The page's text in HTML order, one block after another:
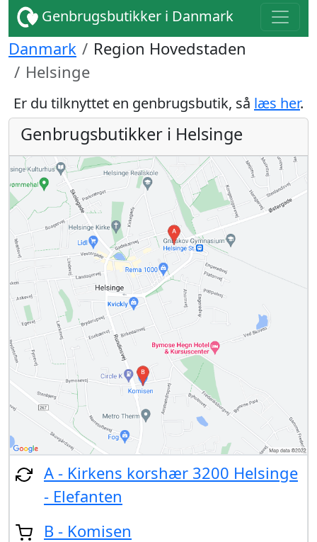
Genbrugsbutikker i Danmark
Danmark
Region Hovedstaden
Helsinge
Er du tilknyttet en genbrugsbutik, så læs her.
Genbrugsbutikker i Helsinge
A - Kirkens korshær 3200 Helsinge
- Elefanten
B - Komisen